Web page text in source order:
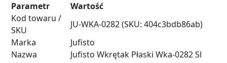
Parametr
Wartość
Kod towaru /
SKU
JU-WKA-0282 (SKU: 404c3bdb86ab)
Marka
Jufisto
Nazwa
Jufisto Wkrętak Płaski Wka-0282 Sl